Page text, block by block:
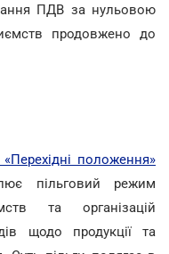
ПДВ за нульовою
продовжено до
положення»
пільговий режим
та організацій
щодо продукції та